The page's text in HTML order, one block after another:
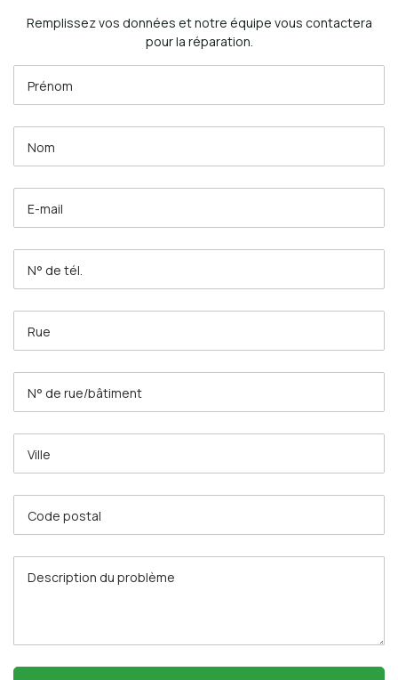
Remplissez vos données et notre équipe vous contactera
pour la réparation.
Prénom
Nom
E-mail
N° de tél.
Rue
N° de rue/bâtiment
Ville
Code postal
Description du problème